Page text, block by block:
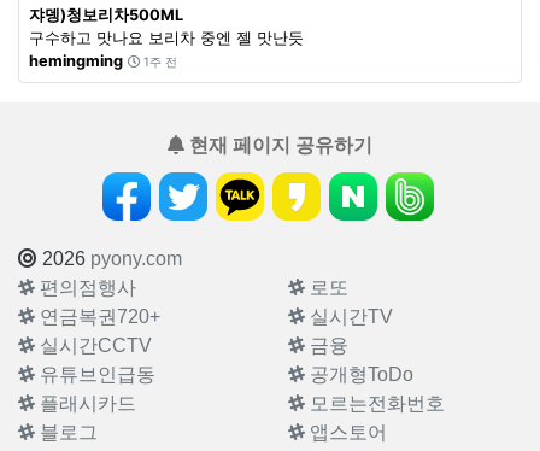
쟈뎅)청보리차500ML
구수하고 맛나요 보리차 중엔 젤 맛난듯
hemingming
1주 전
현재 페이지 공유하기
2026 pyony.com
편의점행사
로또
연금복권720+
실시간TV
실시간CCTV
금융
유튜브인급동
공개형ToDo
플래시카드
모르는전화번호
블로그
앱스토어